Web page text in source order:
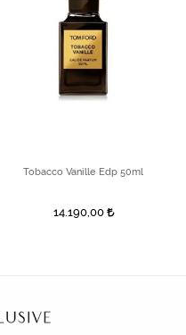
Tobacco Vanille Edp 50ml
14.190,00